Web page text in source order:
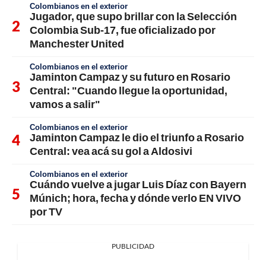
Colombianos en el exterior
Jugador, que supo brillar con la Selección
Colombia Sub-17, fue oficializado por
Manchester United
Colombianos en el exterior
Jaminton Campaz y su futuro en Rosario
Central: "Cuando llegue la oportunidad,
vamos a salir"
Colombianos en el exterior
Jaminton Campaz le dio el triunfo a Rosario
Central: vea acá su gol a Aldosivi
Colombianos en el exterior
Cuándo vuelve a jugar Luis Díaz con Bayern
Múnich; hora, fecha y dónde verlo EN VIVO
por TV
PUBLICIDAD